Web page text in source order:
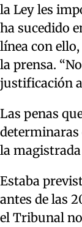
la Ley les
ha sucedido
línea con
la prensa.
justificación
Las penas
determinaras
la
Estaba
antes de las
el Tribunal